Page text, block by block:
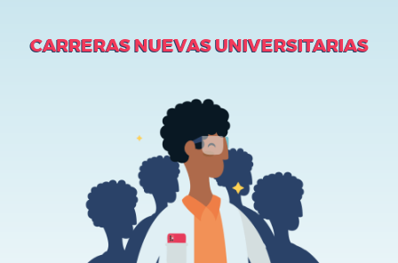
CARRERAS NUEVAS UNIVERSITARIAS